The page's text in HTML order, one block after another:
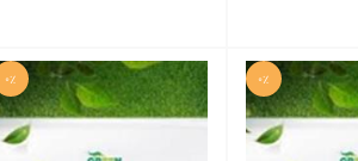
0%
0%